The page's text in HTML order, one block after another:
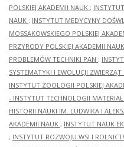
POLSKIEJ AKADEMII NAUK ;
NAUK ; INSTYTUT MEDYCYNY
MOSSAKOWSKIEGO POLSKIEJ
PRZYRODY POLSKIEJ AKADEMII NAUK
PROBLEMÓW TECHNIKI PAN ;
SYSTEMATYKI I EWOLUCJI
INSTYTUT ZOOLOGII POLSKIEJ
- INSTYTUT TECHNOLOGII
HISTORII NAUKI IM. LUDWIKA I
AKADEMII NAUK ; INSTYTUT NAUK
; INSTYTUT ROZWOJU WSI I